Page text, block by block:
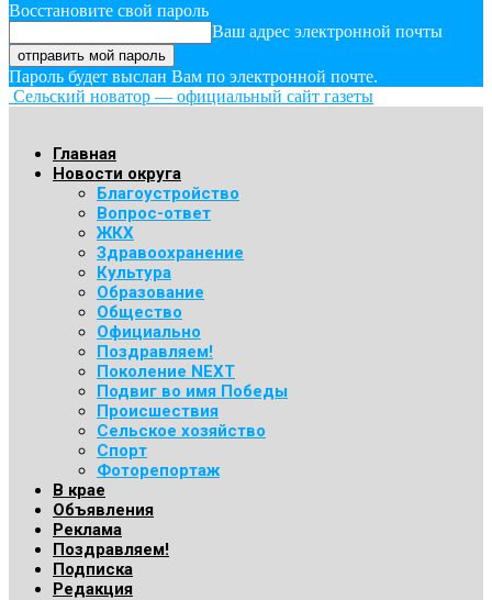
Восстановите свой пароль
Ваш адрес электронной почты
Пароль будет выслан Вам по электронной почте.
Сельский новатор — официальный сайт газеты
Главная
Новости округа
Благоустройство
Вопрос-ответ
ЖКХ
Здравоохранение
Культура
Образование
Общество
Официально
Поздравляем!
Поколение NEXT
Подвиг во имя Победы
Происшествия
Сельское хозяйство
Спорт
Фоторепортаж
В крае
Объявления
Реклама
Поздравляем!
Подписка
Редакция